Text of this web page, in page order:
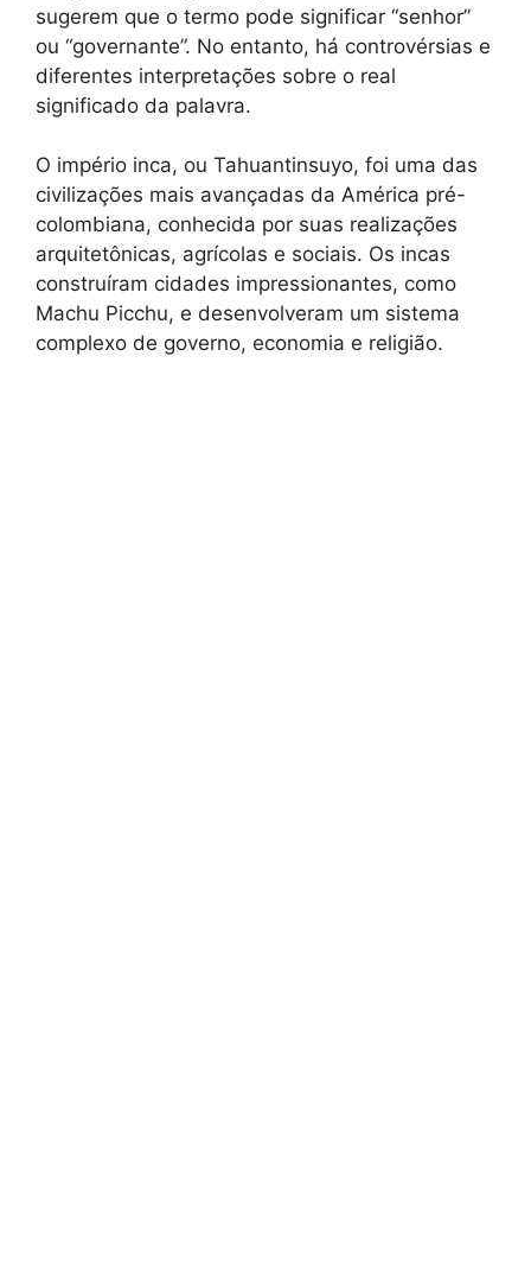
sugerem que o termo pode significar “senhor”
ou “governante”. No entanto, há controvérsias e
diferentes interpretações sobre o real
significado da palavra.
O império inca, ou Tahuantinsuyo, foi uma das
civilizações mais avançadas da América pré-
colombiana, conhecida por suas realizações
arquitetônicas, agrícolas e sociais. Os incas
construíram cidades impressionantes, como
Machu Picchu, e desenvolveram um sistema
complexo de governo, economia e religião.